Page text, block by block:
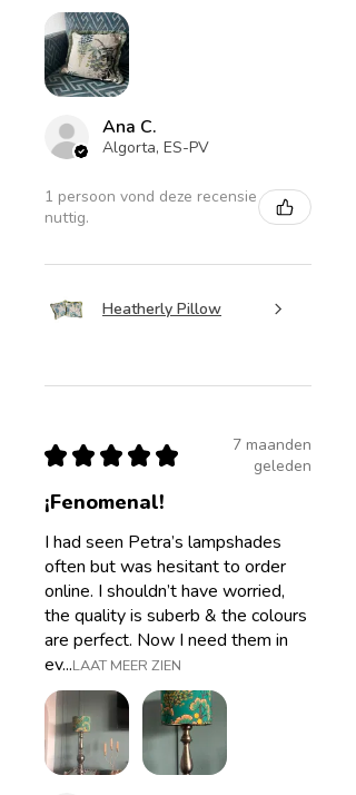
Ana C.
Algorta, ES-PV
1 persoon vond deze recensie
nuttig.
Heatherly Pillow
★ ★ ★ ★ ★
7 maanden
geleden
¡Fenomenal!
I had seen Petra’s lampshades
often but was hesitant to order
online. I shouldn’t have worried,
the quality is suberb & the colours
are perfect. Now I need them in
ev...LAAT MEER ZIEN